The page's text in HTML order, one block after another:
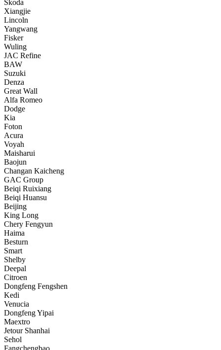
Skoda
Xiangjie
Lincoln
Yangwang
Fisker
Wuling
JAC Refine
BAW
Suzuki
Denza
Great Wall
Alfa Romeo
Dodge
Kia
Foton
Acura
Voyah
Maisharui
Baojun
Changan Kaicheng
GAC Group
Beiqi Ruixiang
Beiqi Huansu
Beijing
King Long
Chery Fengyun
Haima
Besturn
Smart
Shelby
Deepal
Citroen
Dongfeng Fengshen
Kedi
Venucia
Dongfeng Yipai
Maextro
Jetour Shanhai
Sehol